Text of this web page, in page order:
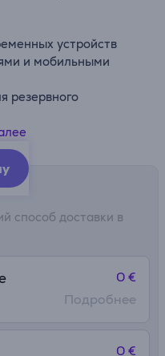
устройств
и мобильными
резервного
шифрования
путешествий
способ доставки в
0 €
Подробнее
0 €